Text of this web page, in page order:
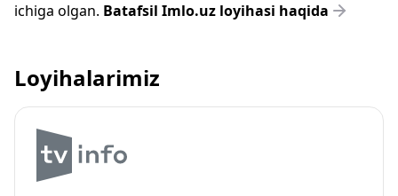
ichiga olgan. Batafsil Imlo.uz loyihasi haqida
Loyihalarimiz